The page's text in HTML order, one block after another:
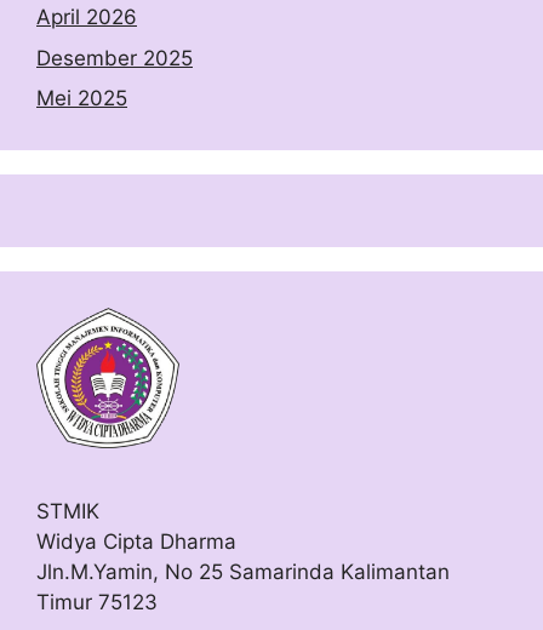
April 2026
Desember 2025
Mei 2025
STMIK
Widya Cipta Dharma
Jln.M.Yamin, No 25 Samarinda Kalimantan
Timur 75123